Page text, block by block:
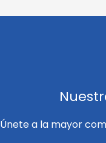
Únete a la mayor